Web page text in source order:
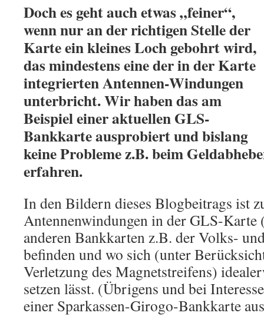
Doch es geht auch etwas „feiner“,
wenn nur an der richtigen Stelle der
Karte ein kleines Loch gebohrt wird,
das mindestens eine der in der Karte
integrierten Antennen-Windungen
unterbricht. Wir haben das am
Beispiel einer aktuellen GLS-
Bankkarte ausprobiert und bislang
keine Probleme z.B. beim
erfahren.
In den Bildern dieses Blogbeitrags ist
Antennenwindungen in der GLS-
anderen Bankkarten z.B. der Volks-
befinden und wo sich (unter
Verletzung des Magnetstreifens)
setzen lässt. (Übrigens und bei
einer Sparkassen-Girogo-Bankkarte